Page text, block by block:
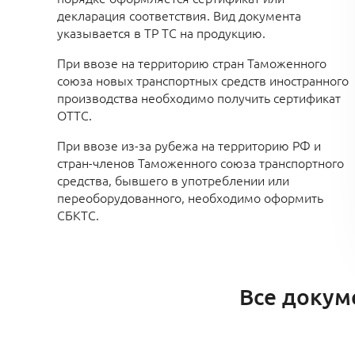
декларация соответствия. Вид документа
указывается в ТР ТС на продукцию.
При ввозе на территорию стран Таможенного
союза новых транспортных средств иностранного
производства необходимо получить сертификат
ОТТС.
При ввозе из-за рубежа на территорию РФ и
стран-членов Таможенного союза транспортного
средства, бывшего в употреблении или
переоборудованного, необходимо оформить
СБКТС.
Все